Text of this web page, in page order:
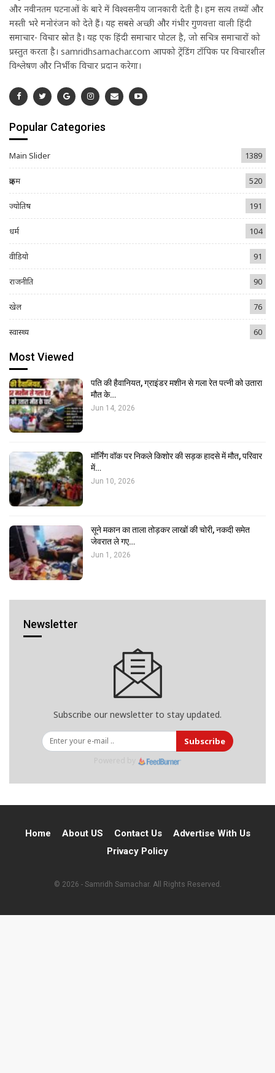
और नवीनतम घटनाओं के बारे में विश्वसनीय जानकारी देती है। हम सत्य तथ्यों और
मस्ती भरे मनोरंजन को देते हैं। यह सबसे अच्छी और गंभीर गुणवत्ता वाली हिंदी
समाचार- विचार स्रोत है। यह एक हिंदी समाचार पोर्टल है, जो सचित्र समाचारों को
प्रस्तुत करता है। samridhsamachar.com आपको ट्रेंडिंग टॉपिक पर विचारशील
विश्लेषण और निर्भीक विचार प्रदान करेगा।
Popular Categories
Main Slider 1389
क्राइम 520
ज्योतिष 191
धर्म 104
वीडियो 91
राजनीति 90
खेल 76
स्वास्थ्य 60
Most Viewed
पति की हैवानियत, ग्राइंडर मशीन से गला रेत पत्नी को उतारा
मौत के…
Jun 14, 2026
मॉर्निंग वॉक पर निकले किशोर की सड़क हादसे में मौत, परिवार
में…
Jun 10, 2026
सूने मकान का ताला तोड़कर लाखों की चोरी, नकदी समेत
जेवरात ले गए…
Jun 1, 2026
Newsletter
Subscribe our newsletter to stay updated.
Subscribe
Home About US Contact Us
Advertise With Us
Privacy Policy
© 2026 - Samridh Samachar. All Rights Reserved.